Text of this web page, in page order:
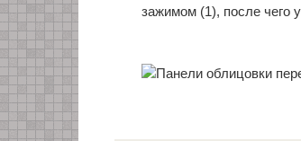
зажимом (1), после чего